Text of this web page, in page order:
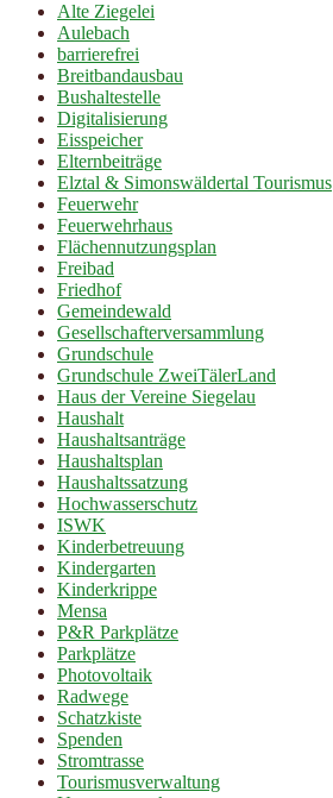
Alte Ziegelei
Aulebach
barrierefrei
Breitbandausbau
Bushaltestelle
Digitalisierung
Eisspeicher
Elternbeiträge
Elztal & Simonswäldertal Tourismus
Feuerwehr
Feuerwehrhaus
Flächennutzungsplan
Freibad
Friedhof
Gemeindewald
Gesellschafterversammlung
Grundschule
Grundschule ZweiTälerLand
Haus der Vereine Siegelau
Haushalt
Haushaltsanträge
Haushaltsplan
Haushaltssatzung
Hochwasserschutz
ISWK
Kinderbetreuung
Kindergarten
Kinderkrippe
Mensa
P&R Parkplätze
Parkplätze
Photovoltaik
Radwege
Schatzkiste
Spenden
Stromtrasse
Tourismusverwaltung